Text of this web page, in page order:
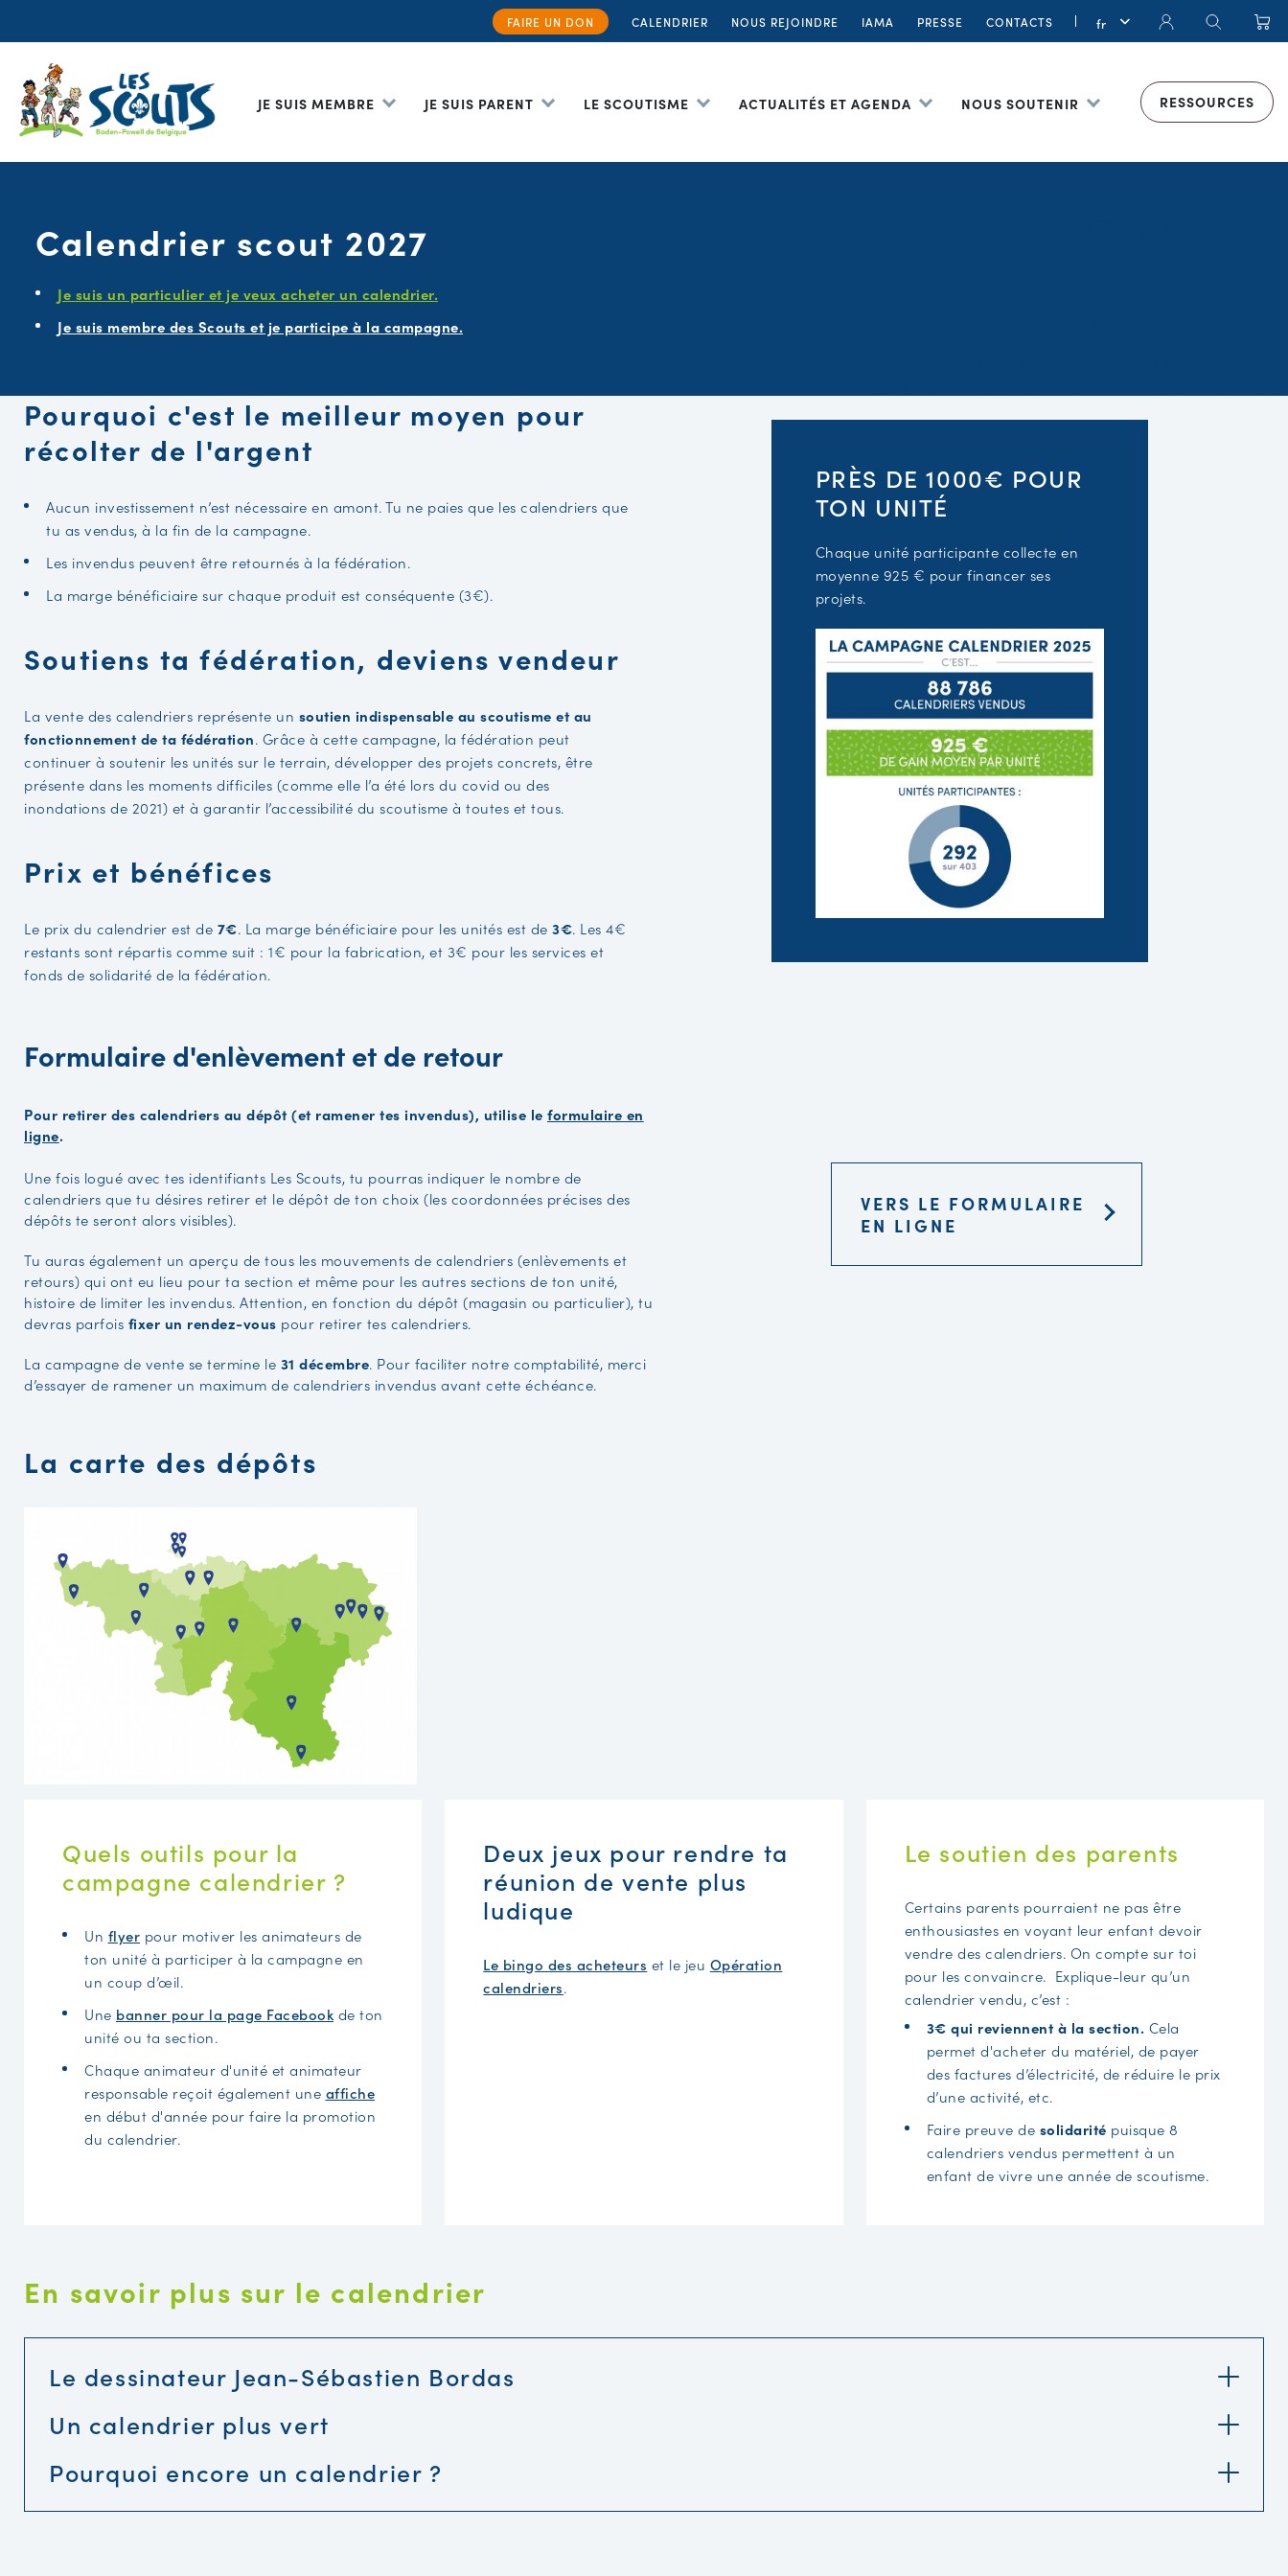
FAIRE UN DON CALENDRIER NOUS REJOINDRE IAMA PRESSE CONTACTS
JE SUIS MEMBRE JE SUIS PARENT LE SCOUTISME ACTUALITÉS ET AGENDA NOUS SOUTENIR RESSOURCES
Calendrier scout 2027
Je suis un particulier et je veux acheter un calendrier.
Je suis membre des Scouts et je participe à la campagne.
Pourquoi c'est le meilleur moyen pour
récolter de l'argent
Aucun investissement n’est nécessaire en amont. Tu ne paies que les calendriers que
tu as vendus, à la fin de la campagne.
Les invendus peuvent être retournés à la fédération.
La marge bénéficiaire sur chaque produit est conséquente (3€).
Soutiens ta fédération, deviens vendeur
La vente des calendriers représente un soutien indispensable au scoutisme et au
fonctionnement de ta fédération. Grâce à cette campagne, la fédération peut
continuer à soutenir les unités sur le terrain, développer des projets concrets, être
présente dans les moments difficiles (comme elle l’a été lors du covid ou des
inondations de 2021) et à garantir l’accessibilité du scoutisme à toutes et tous.
Prix et bénéfices
Le prix du calendrier est de 7€. La marge bénéficiaire pour les unités est de 3€. Les 4€
restants sont répartis comme suit : 1€ pour la fabrication, et 3€ pour les services et
fonds de solidarité de la fédération.
PRÈS DE 1000€ POUR
TON UNITÉ
Chaque unité participante collecte en
moyenne 925 € pour financer ses
projets.
Formulaire d'enlèvement et de retour
Pour retirer des calendriers au dépôt (et ramener tes invendus), utilise le formulaire en
ligne.
Une fois logué avec tes identifiants Les Scouts, tu pourras indiquer le nombre de
calendriers que tu désires retirer et le dépôt de ton choix (les coordonnées précises des
dépôts te seront alors visibles).
Tu auras également un aperçu de tous les mouvements de calendriers (enlèvements et
retours) qui ont eu lieu pour ta section et même pour les autres sections de ton unité,
histoire de limiter les invendus. Attention, en fonction du dépôt (magasin ou particulier), tu
devras parfois fixer un rendez-vous pour retirer tes calendriers.
La campagne de vente se termine le 31 décembre. Pour faciliter notre comptabilité, merci
d’essayer de ramener un maximum de calendriers invendus avant cette échéance.
VERS LE FORMULAIRE
EN LIGNE
La carte des dépôts
Quels outils pour la
campagne calendrier ?
Un flyer pour motiver les animateurs de
ton unité à participer à la campagne en
un coup d’œil.
Une banner pour la page Facebookde ton
unité ou ta section.
Chaque animateur d'unité et animateur
responsable reçoit également une affiche
en début d'année pour faire la promotion
du calendrier.
Deux jeux pour rendre ta
réunion de vente plus
ludique
Le bingo des acheteurs et le jeu Opération
calendriers.
Le soutien des parents
Certains parents pourraient ne pas être
enthousiastes en voyant leur enfant devoir
vendre des calendriers. On compte sur toi
pour les convaincre. Explique-leur qu’un
calendrier vendu, c’est :
3€ qui reviennent à la section. Cela
permet d'acheter du matériel, de payer
des factures d’électricité, de réduire le prix
d’une activité, etc.
Faire preuve de solidarité puisque 8
calendriers vendus permettent à un
enfant de vivre une année de scoutisme.
En savoir plus sur le calendrier
Le dessinateur Jean-Sébastien Bordas
Un calendrier plus vert
Pourquoi encore un calendrier ?